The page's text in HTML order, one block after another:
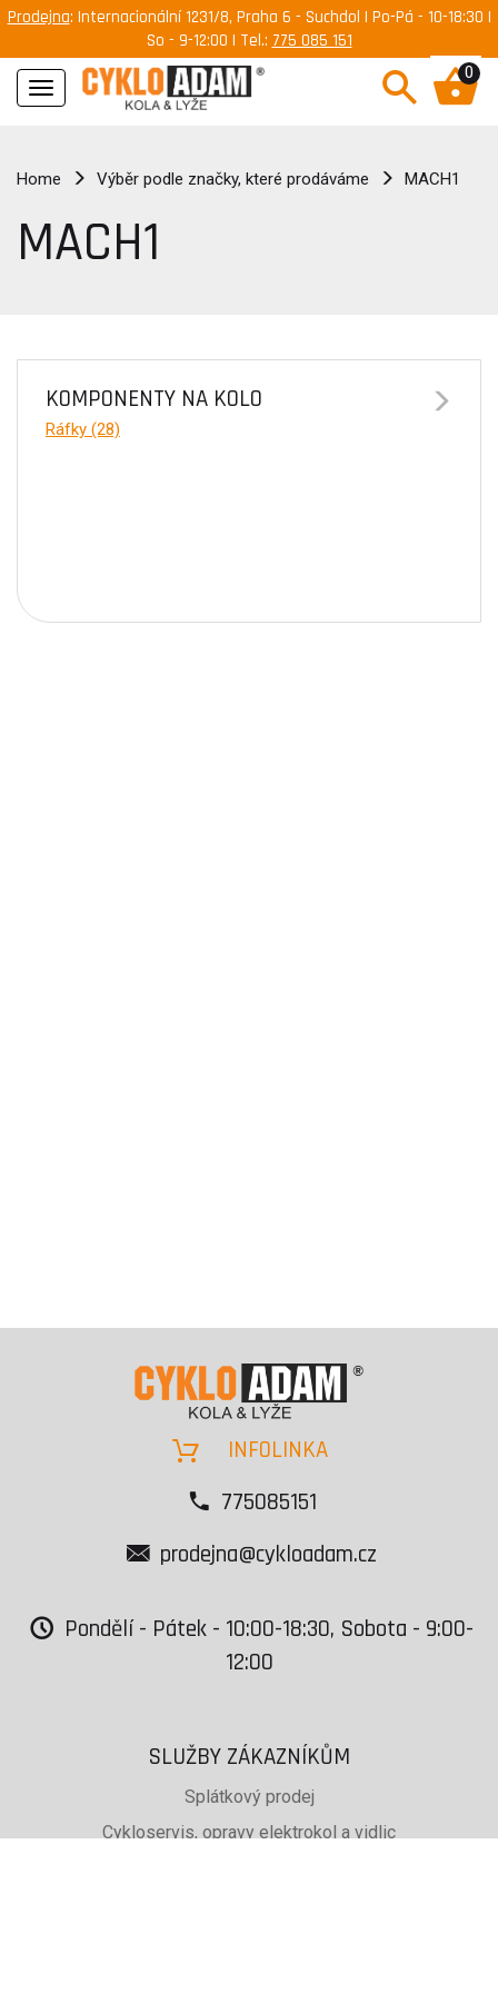
Prodejna: Internacionální 1231/8, Praha 6 - Suchdol | Po-Pá - 10-18:30 |
So - 9-12:00 | Tel.: 775 085 151
Navigace
0
Home Výběr podle značky, které prodáváme MACH1
MACH1
KOMPONENTY NA KOLO
Ráfky (28)
INFOLINKA
775085151
prodejna@cykloadam.cz
Pondělí - Pátek - 10:00-18:30, Sobota - 9:00-
12:00
SLUŽBY ZÁKAZNÍKŮM
Splátkový prodej
Cykloservis, opravy elektrokol a vidlic